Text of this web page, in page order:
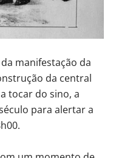
manifestação da
da central
tocar do sino, a
para alertar a